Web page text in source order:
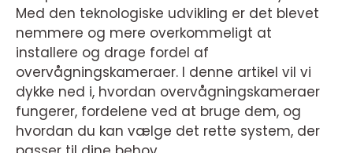
Med den teknologiske udvikling er det blevet
nemmere og mere overkommeligt at
installere og drage fordel af
overvågningskameraer. I denne artikel vil vi
dykke ned i, hvordan overvågningskameraer
fungerer, fordelene ved at bruge dem, og
hvordan du kan vælge det rette system, der